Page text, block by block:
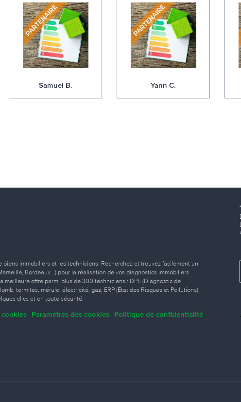
Samuel B. Yann C.
immobiliers et les techniciens. Recherchez et trouvez facilement un
Bordeaux…) pour la réalisation de vos diagnostics immobiliers
meilleure offre parmi plus de 300 techniciens : DPE (Diagnostic de
termites, mérule, électricité, gaz, ERP (État des Risques et Pollutions),
clics et en toute sécurité.
- Paramètres des cookies - Politique de confidentialité